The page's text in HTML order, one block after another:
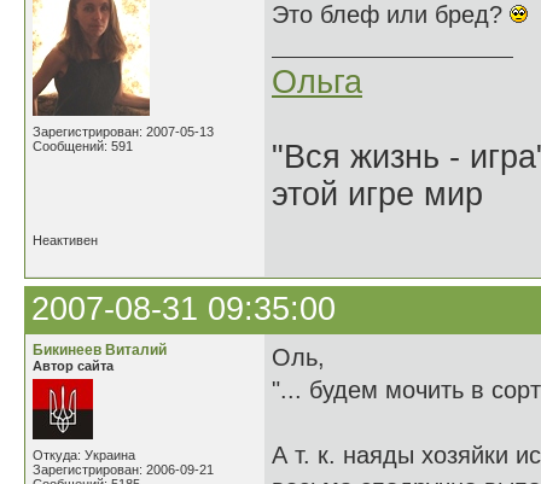
Зарегистрирован: 2007-05-13
Сообщений: 591
Это блеф или бред?
Ольга
"Вся жизнь -
этой игре мир
Неактивен
2007-08-31 09:35:00
Бикинеев Виталий
Автор сайта
Откуда: Украина
Зарегистрирован: 2006-09-21
Оль,
"... будем мочить в
А т. к. наяды хозяйки